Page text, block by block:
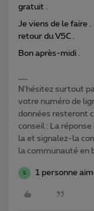
gratuit .
Je viens de le faire
retour du V5C .
Bon après-midi .
N'hésitez surtout
votre numéro de
données resteront
conseil : La
la et signalez-la
la communauté en
S 1 personne